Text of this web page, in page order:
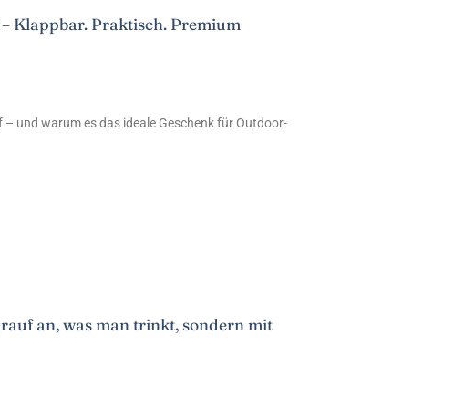
Klappbar. Praktisch. Premium
und warum es das ideale Geschenk für Outdoor-
an, was man trinkt, sondern mit